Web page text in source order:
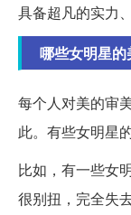
具备超凡的实力
哪些女明星
每个人对美的审
此。有些女明星
比如，有一些女
很别扭，完全失